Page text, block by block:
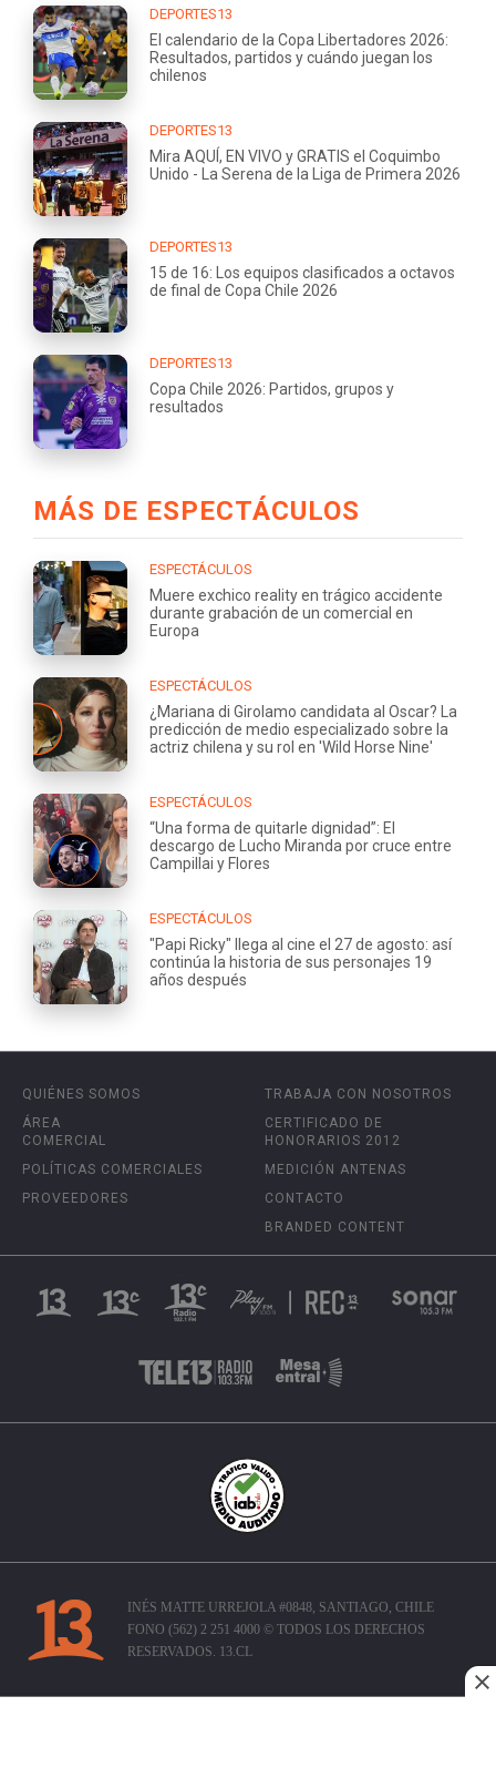
DEPORTES13
El calendario de la Copa Libertadores 2026:
Resultados, partidos y cuándo juegan los
chilenos
DEPORTES13
Mira AQUÍ, EN VIVO y GRATIS el Coquimbo
Unido - La Serena de la Liga de Primera 2026
DEPORTES13
15 de 16: Los equipos clasificados a octavos
de final de Copa Chile 2026
DEPORTES13
Copa Chile 2026: Partidos, grupos y
resultados
MÁS DE ESPECTÁCULOS
ESPECTÁCULOS
Muere exchico reality en trágico accidente
durante grabación de un comercial en
Europa
ESPECTÁCULOS
¿Mariana di Girolamo candidata al Oscar? La
predicción de medio especializado sobre la
actriz chilena y su rol en 'Wild Horse Nine'
ESPECTÁCULOS
“Una forma de quitarle dignidad”: El
descargo de Lucho Miranda por cruce entre
Campillai y Flores
ESPECTÁCULOS
"Papi Ricky" llega al cine el 27 de agosto: así
continúa la historia de sus personajes 19
años después
QUIÉNES SOMOS
ÁREA
COMERCIAL
POLÍTICAS COMERCIALES
PROVEEDORES
TRABAJA CON NOSOTROS
CERTIFICADO DE
HONORARIOS 2012
MEDICIÓN ANTENAS
CONTACTO
BRANDED CONTENT
INÉS MATTE URREJOLA #0848, SANTIAGO, CHILE
FONO (562) 2 251 4000 © TODOS LOS DERECHOS
RESERVADOS. 13.CL